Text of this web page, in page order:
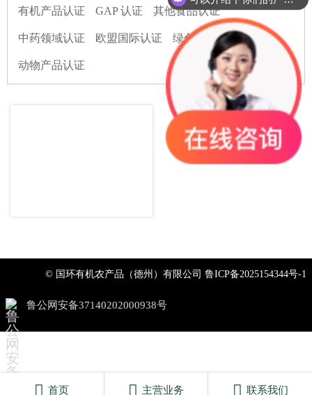
有机产品认证 GAP 认证 其他食品认证
中药领域认证 欧盟国际认证 绿色地标原产地
动物产品认证
© 国环有机农产品（德州）有限公司 鲁ICP备2025154344号-1
鲁公网安备37140202000938号
 首页  主营业务  联系我们